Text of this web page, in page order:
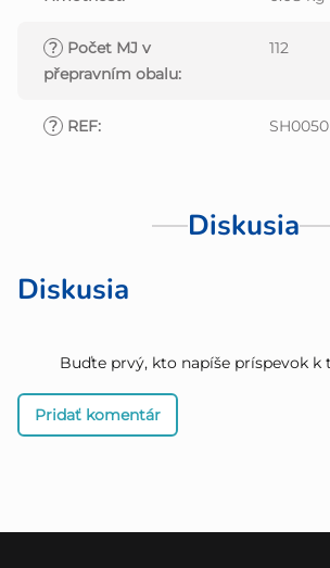
? Počet MJ v
přepravním obalu:
112
? REF:
Diskusia
Diskusia
Buďte prvý, kto napíše príspevok k
Pridať komentár